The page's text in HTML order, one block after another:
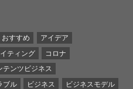
おすすめ
アイデア
ティング
コロナ
テンツビジネス
ブル ビジネス
ビジネスモデル